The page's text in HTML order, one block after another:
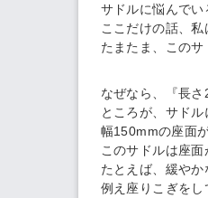
サドルに悩んでい
ここだけの話、
たまたま、この
なぜなら、『長
ところが、サド
幅150mmの座面
このサドルは座
たとえば、緩や
例え座りこぎをし